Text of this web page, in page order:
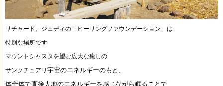
リチャード、ジュディの「ヒーリングファウンデーション」は
特別な場所です
マウントシャスタを望む広大な癒しの
サンクチュアリ 宇宙のエネルギーのもと、
体全体で直接大地のエネルギーを感じながら眠ることで